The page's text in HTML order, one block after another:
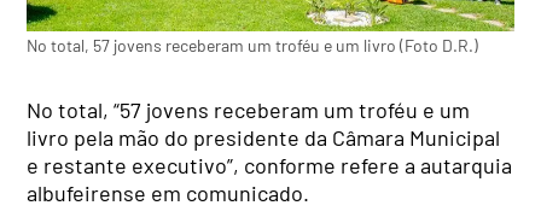
No total, 57 jovens receberam um troféu e um livro (Foto D.R.)
No total, “57 jovens receberam um troféu e um
livro pela mão do presidente da Câmara Municipal
e restante executivo”, conforme refere a autarquia
albufeirense em comunicado.